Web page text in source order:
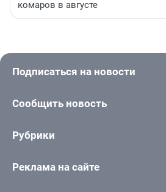
комаров в августе
Подписаться на новости
Сообщить новость
Рубрики
Реклама на сайте